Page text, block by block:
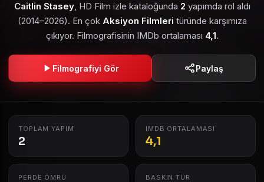
Caitlin Stasey, HD Film izle kataloğunda 2 yapımda rol aldı
(2014–2026). En çok Aksiyon Filmleri türünde karşımıza
çıkıyor. Filmografisinin IMDb ortalaması 4,1.
Filmografiyi Gör Paylaş
TOPLAM YAPIM
2
IMDB ORTALAMASI
4,1
PERDE ÖMRÜ BASKIN TÜR